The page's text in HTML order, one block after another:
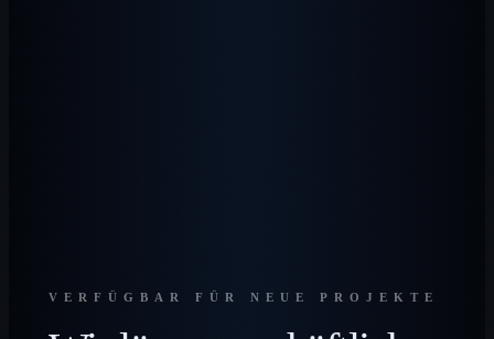
VERFÜGBAR FÜR NEUE PROJEKTE